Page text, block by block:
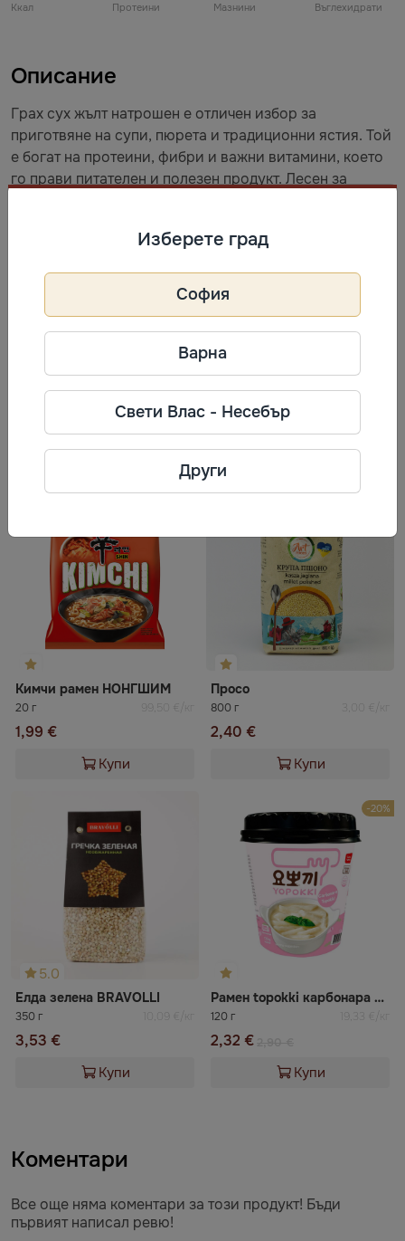
Ккал Протеини Мазнини Въглехидрати
Описание
Грах сух жълт натрошен е отличен избор за
приготвяне на супи, пюрета и традиционни ястия. Той
е богат на протеини, фибри и важни витамини, което
го прави питателен и полезен продукт. Лесен за
Информация за производител
Gala Foods
Фирма: GALAFOODS
Телефон: +380 800 408 558
Често разглеждани
Кимчи рамен НОНГШИМ
20 г 99,50 €/кг
1,99 €
Купи
Просо
800 г 3,00 €/кг
2,40 €
Купи
5.0
Елда зелена BRAVOLLI
350 г 10,09 €/кг
3,53 €
Купи
-20%
Рамен topokki карбонара YOPOKKI
120 г 19,33 €/кг
2,32 €
Купи
Коментари
Все още няма коментари за този продукт! Бъди
първият написал ревю!
Изберете град
София
Варна
Свети Влас - Несебър
Други